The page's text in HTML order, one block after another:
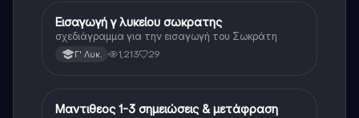
Αρχαία Ελληνικά (Ανθρ.)
Εισαγωγή γ λυκείου σωκρατης
σχεδιάγραμμα για την εισαγωγή του Σωκράτη
Γ' Λυκ. 1,213 29
Αρχαία Ελληνικά (Ανθρ.)
Μαντιθεος 1-3 σημειώσεις & μετάφραση